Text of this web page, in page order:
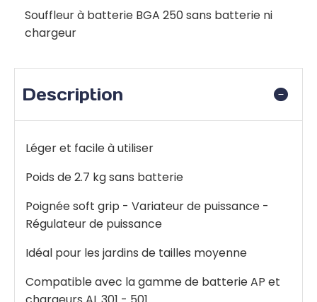
Souffleur à batterie BGA 250 sans batterie ni
chargeur
Description
Léger et facile à utiliser
Poids de 2.7 kg sans batterie
Poignée soft grip - Variateur de puissance -
Régulateur de puissance
Idéal pour les jardins de tailles moyenne
Compatible avec la gamme de batterie AP et